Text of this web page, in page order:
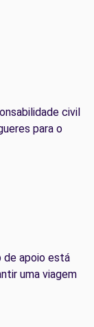
civil
para o
de apoio está
uma viagem